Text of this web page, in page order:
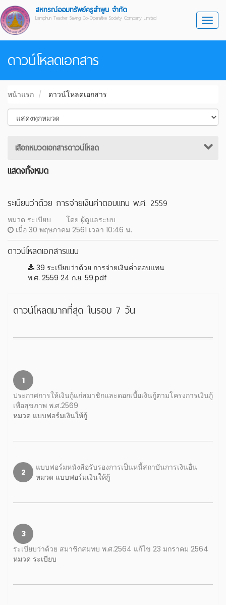
สหกรณ์ออมทรัพย์ครูลำพูน จำกัด
Lamphun Teacher Saving Co-Operative Society Company Limited
ดาวน์โหลดเอกสาร
หน้าแรก ดาวน์โหลดเอกสาร
เสือกหมวดเอกสารดาวน์โหลด
แสดงทั้งหมด
ระเบียบว่าด้วย การจ่ายเงินค่าตอบแทน พ.ศ. 2559
หมวด ระเบียบ
โดย ผู้ดูแลระบบ
เมื่อ 30 พฤษภาคม 2561 เวลา 10:46 น.
ดาวน์โหลดเอกสารแนบ
39 ระเบียบว่าด้วย การจ่ายเงินค่่าตอบแทน
พ.ศ. 2559 24 ก.ย. 59.pdf
ดาวน์โหลดมากที่สุด ในรอบ 7 วัน
1
ประกาศการให้เงินกู้แก่สมาชิกและดอกเบี้ยเงินกู้ตามโครงการเงินกู้
เพื่อสุขภาพ พ.ศ.2569
หมวด แบบฟอร์มเงินให้กู้
2
แบบฟอร์มหนังสือรับรองการเป็นหนี้สถาบันการเงินอื่น
หมวด แบบฟอร์มเงินให้กู้
3
ระเบียบว่าด้วย สมาชิกสมทบ พ.ศ.2564 แก้ไข 23 มกราคม 2564
หมวด ระเบียบ